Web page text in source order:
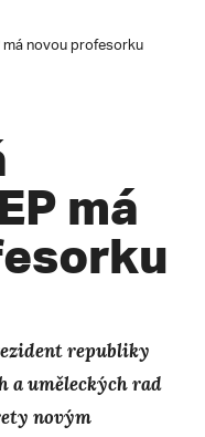
novou profesorku
má
republiky
a uměleckých rad
novým